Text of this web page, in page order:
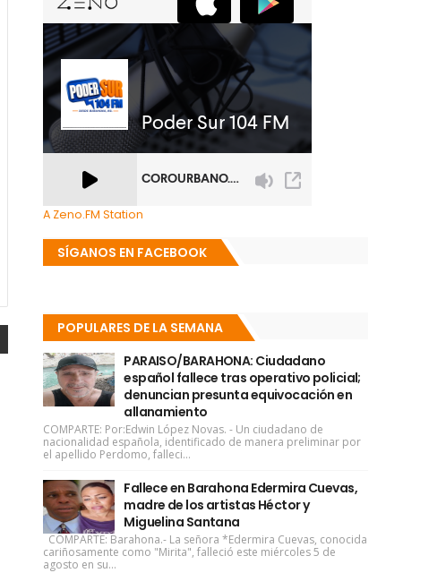
A Zeno.FM Station
SÍGANOS EN FACEBOOK
POPULARES DE LA SEMANA
PARAISO/BARAHONA: Ciudadano
español fallece tras operativo policial;
denuncian presunta equivocación en
allanamiento
COMPARTE: Por:Edwin López Novas. - Un ciudadano de
nacionalidad española, identificado de manera preliminar por
el apellido Perdomo, falleci...
Fallece en Barahona Edermira Cuevas,
madre de los artistas Héctor y
Miguelina Santana
COMPARTE: Barahona.- La señora *Edermira Cuevas, conocida
cariñosamente como "Mirita", falleció este miércoles 5 de
agosto en su...